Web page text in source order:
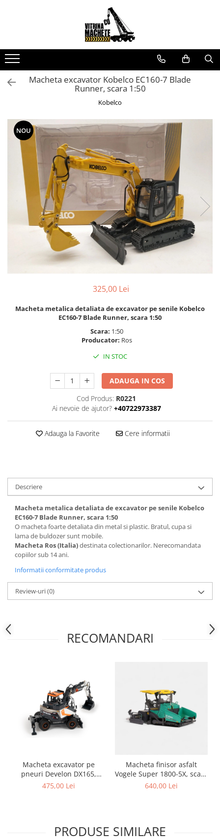
Machete utilaje de constructii
Machete macarale si alte utilaje de
Machete utilaje pentru
Machete betoniere si pompe de
beton
Alte machete de utilaje
Machete camioane
Machete basculante
Machete camioane
Machete camionete si dubite
Machete cisterne
Machete autocare si autobuze
Machete autobuze
Machete autocare
Machete autoturisme clasice
Machete autoturisme moderne
Machete motociclete
Macheta excavator Kobelco EC160-7 Blade
Runner, scara 1:50
Kobelco
NOU
325,00 Lei
Macheta metalica detaliata de excavator pe senile Kobelco
EC160-7 Blade Runner, scara 1:50
Scara: 1:50
Producator: Ros
IN STOC
ADAUGA IN COS
Cod Produs: R0221
Ai nevoie de ajutor? +40722973387
Adauga la Favorite Cere informatii
Descriere
Macheta metalica detaliata de excavator pe senile Kobelco
EC160-7 Blade Runner, scara 1:50
O macheta foarte detaliata din metal si plastic. Bratul, cupa si
lama de buldozer sunt mobile.
Macheta Ros (Italia)destinata colectionarilor. Nerecomandata
copiilor sub 14 ani.
Informatii conformitate produs
Review-uri(0)
RECOMANDARI
Macheta excavator pe
pneuri Develon DX165,
scara 1:50
475,00 Lei
Macheta finisor asfalt
Vogele Super 1800-5X, scara
1:50
640,00 Lei
PRODUSE SIMILARE